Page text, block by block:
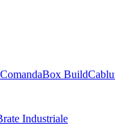
Box Build
Industriale